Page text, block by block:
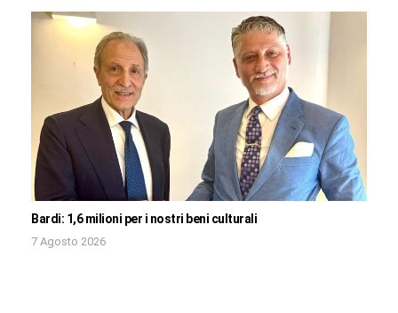
Bardi: 1,6 milioni per i nostri beni culturali
7 Agosto 2026